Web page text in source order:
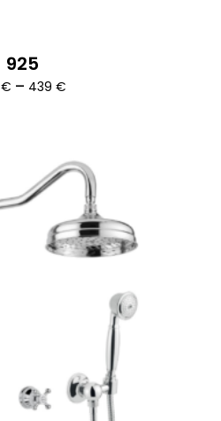
925
€ – 439 €Ártartomány: